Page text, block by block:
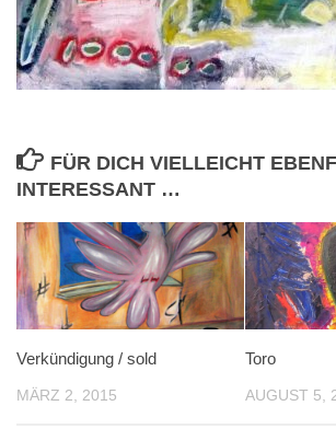
FÜR DICH VIELLEICHT
INTERESSANT …
Verkündigung / sold
MÄRZ 2, 2015
Toro
AUGUST 5,